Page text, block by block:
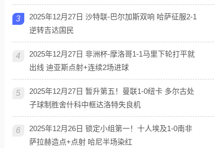
3
2025年12月27日 沙特联-巴尔加斯双响 哈萨征服2-1
逆转吉达国民
4
2025年12月27日 非洲杯-摩洛哥1-1马里下轮打平就
出线 迪亚斯点射+连续2场进球
5
2025年12月27日 暂升第五！曼联1-0纽卡 多尔古处
子球制胜舍什科中框达洛特失良机
6
2025年12月26日 锁定小组第一！十人埃及1-0南非
萨拉赫造点+点射 哈尼半场染红